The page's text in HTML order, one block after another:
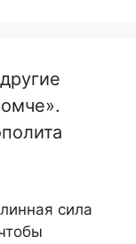
сила